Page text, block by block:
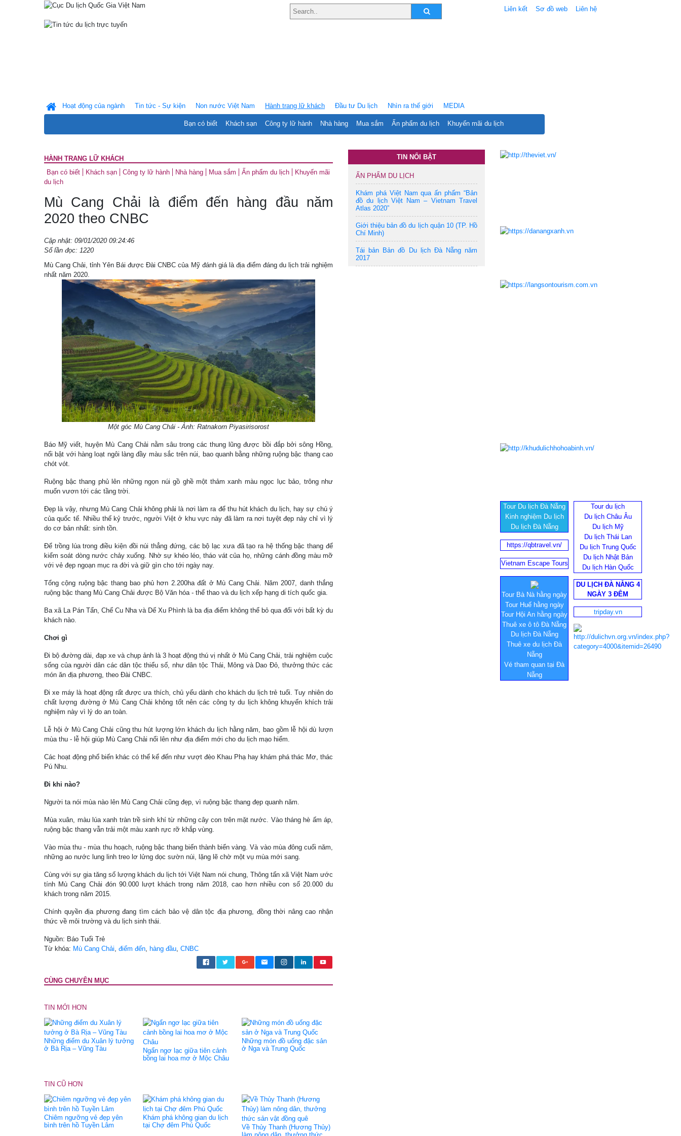
Liên kết Sơ đồ web Liên hệ
Hoạt động của ngành Tin tức - Sự kiện Non nước Việt Nam Hành trang lữ khách
Bạn có biết Khách sạn Công ty lữ hành Nhà hàng Mua sắm Ấn phẩm du lịch Khuyến mãi du lịch
Ðầu tư Du lịch Nhìn ra thế giới MEDIA
HÀNH TRANG LỮ KHÁCH
Bạn có biết
Khách sạn Công ty lữ hành Nhà hàng Mua sắm Ấn phẩm du lịch
Khuyến mãi
du lịch
Mù Cang Chải là điểm đến hàng đầu năm
2020 theo CNBC
Cập nhật: 09/01/2020 09:24:46
Số lần đọc: 1220
Mù Cang Chải, tỉnh Yên Bái được Đài CNBC của Mỹ đánh giá là địa điểm đáng du lịch trải nghiệm
nhất năm 2020.
Một góc Mù Cang Chải - Ảnh: Ratnakorn Piyasirisorost
Báo Mỹ viết, huyện Mù Cang Chải nằm sâu trong các thung lũng được bồi đắp bởi sông Hồng,
nổi bật với hàng loạt ngôi làng đầy màu sắc trên núi, bao quanh bằng những ruộng bậc thang cao
chót vót.
Ruộng bậc thang phủ lên những ngọn núi gồ ghề một thảm xanh màu ngọc lục bảo, trông như
muốn vươn tới các tầng trời.
Đẹp là vậy, nhưng Mù Cang Chải không phải là nơi làm ra để thu hút khách du lịch, hay sự chú ý
của quốc tế. Nhiều thế kỷ trước, người Việt ở khu vực này đã làm ra nơi tuyệt đẹp này chỉ vì lý
do cơ bản nhất: sinh tồn.
Để trồng lúa trong điều kiện đồi núi thẳng đứng, các bộ lạc xưa đã tạo ra hệ thống bậc thang để
kiểm soát dòng nước chảy xuống. Nhờ sự khéo léo, tháo vát của họ, những cánh đồng màu mỡ
với vẻ đẹp ngoạn mục ra đời và giữ gìn cho tới ngày nay.
Tổng cộng ruộng bậc thang bao phủ hơn 2.200ha đất ở Mù Cang Chải. Năm 2007, danh thắng
ruộng bậc thang Mù Cang Chải được Bộ Văn hóa - thể thao và du lịch xếp hạng di tích quốc gia.
Ba xã La Pán Tẩn, Chế Cu Nha và Dế Xu Phình là ba địa điểm không thể bỏ qua đối với bất kỳ du
khách nào.
Chơi gì
Đi bộ đường dài, đạp xe và chụp ảnh là 3 hoạt động thú vị nhất ở Mù Cang Chải, trải nghiệm cuộc
sống của người dân các dân tộc thiểu số, như dân tộc Thái, Mông và Dao Đỏ, thưởng thức các
món ăn địa phương, theo Đài CNBC.
Đi xe máy là hoạt động rất được ưa thích, chủ yếu dành cho khách du lịch trẻ tuổi. Tuy nhiên do
chất lượng đường ở Mù Cang Chải không tốt nên các công ty du lịch không khuyến khích trải
nghiệm này vì lý do an toàn.
Lễ hội ở Mù Cang Chải cũng thu hút lượng lớn khách du lịch hằng năm, bao gồm lễ hội dù lượn
mùa thu - lễ hội giúp Mù Cang Chải nổi lên như địa điểm mới cho du lịch mạo hiểm.
Các hoạt động phổ biến khác có thể kể đến như vượt đèo Khau Phạ hay khám phá thác Mơ, thác
Pú Nhu.
Đi khi nào?
Người ta nói mùa nào lên Mù Cang Chải cũng đẹp, vì ruộng bậc thang đẹp quanh năm.
Mùa xuân, màu lúa xanh tràn trề sinh khí từ những cây con trên mặt nước. Vào tháng hè ấm áp,
ruộng bậc thang vẫn trải một màu xanh rực rỡ khắp vùng.
Vào mùa thu - mùa thu hoạch, ruộng bậc thang biến thành biển vàng. Và vào mùa đông cuối năm,
những ao nước lung linh treo lơ lửng dọc sườn núi, lặng lẽ chờ một vụ mùa mới sang.
Cùng với sự gia tăng số lượng khách du lịch tới Việt Nam nói chung, Thông tấn xã Việt Nam ước
tính Mù Cang Chải đón 90.000 lượt khách trong năm 2018, cao hơn nhiều con số 20.000 du
khách trong năm 2015.
Chính quyền địa phương đang tìm cách bảo vệ dân tộc địa phương, đồng thời nâng cao nhận
thức về môi trường và du lịch sinh thái.
Nguồn: Báo Tuổi Trẻ
Từ khóa: Mù Cang Chải, điểm đến, hàng đầu, CNBC
CÙNG CHUYÊN MỤC
TIN MỚI HƠN
Những điểm du Xuân lý tưởng
ở Bà Rịa – Vũng Tàu
Ngẩn ngơ lạc giữa tiên cảnh
bồng lai hoa mơ ở Mộc Châu
Những món đồ uống đặc sản
ở Nga và Trung Quốc
TIN CŨ HƠN
Chiêm ngưỡng vẻ đẹp yên
bình trên hồ Tuyền Lâm
Khám phá không gian du lịch
tại Chợ đêm Phú Quốc
Về Thủy Thanh (Hương Thủy)
TIN NỔI BẬT
ẤN PHẨM DU LỊCH
Khám phá Việt Nam qua ấn phẩm “Bản
đồ du lịch Việt Nam – Vietnam Travel
Atlas 2020”
Giới thiệu bản đồ du lịch quận 10 (TP. Hồ
Chí Minh)
Tái bản Bản đồ Du lịch Đà Nẵng năm
2017
Tour Du lịch Đà Nẵng
Kinh nghiệm Du lịch
Du lịch Đà Nẵng
Tour du lịch
Du lịch Châu Âu
Du lịch Mỹ
Du lịch Thái Lan
Du lịch Trung Quốc
Du lịch Nhật Bản
Du lịch Hàn Quốc
https://qbtravel.vn/
Vietnam Escape Tours
Tour Bà Nà hằng ngày
Tour Huế hằng ngày
Tour Hội An hằng ngày
Thuê xe ô tô Đà Nẵng
Du lịch Đà Nẵng
Thuê xe du lịch Đà
Nẵng
Vé tham quan tại Đà
Nẵng
DU LỊCH ĐÀ NẴNG 4
NGÀY 3 ĐÊM
tripday.vn